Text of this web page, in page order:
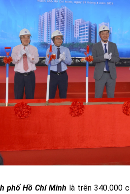
phố Hồ Chí Minh là trên 340.000